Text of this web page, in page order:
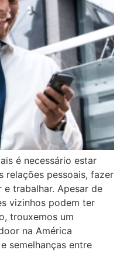
é necessário estar
relações pessoais, fazer
e trabalhar. Apesar de
vizinhos podem ter
trouxemos um
na América
semelhanças entre